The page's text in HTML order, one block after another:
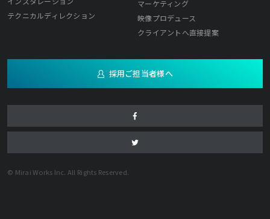
テクニカルディレクション
マーケティング
映像プロデュース
クライアントへ直接提案
採用ご担当者様へ
© Mirai Works Inc. All Rights Reserved.